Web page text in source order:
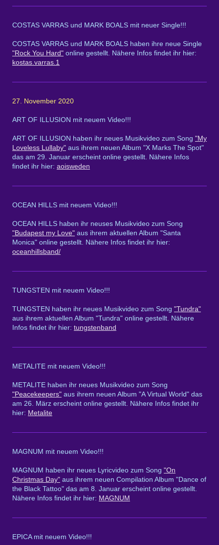
COSTAS VARRAS und MARK BOALS mit neuer Single!!!
COSTAS VARRAS und MARK BOALS haben ihre neue Single
"Rock You Hard" online gestellt. Nähere Infos findet ihr hier:
kostas.varras.1
27. November 2020
ART OF ILLUSION mit neuem Video!!!
ART OF ILLUSION haben ihr neues Musikvideo zum Song "My
Loveless Lullaby" aus ihrem neuen Album "X Marks The Spot"
das am 29. Januar erscheint online gestellt. Nähere Infos
findet ihr hier: aoisweden
OCEAN HILLS mit neuem Video!!!
OCEAN HILLS haben ihr neuses Musikvideo zum Song
"Budapest my Love" aus ihrem aktuellen Album "Santa
Monica" online gestellt. Nähere Infos findet ihr hier:
oceanhillsband/
TUNGSTEN mit neuem Video!!!
TUNGSTEN haben ihr neues Musikvideo zum Song "Tundra"
aus ihrem aktuellen Album "Tundra" online gestellt. Nähere
Infos findet ihr hier: tungstenband
METALITE mit neuem Video!!!
METALITE haben ihr neues Musikvideo zum Song
"Peacekeepers" aus ihrem neuen Album "A Virtual World" das
am 26. März erscheint online gestellt. Nähere Infos findet ihr
hier: Metalite
MAGNUM mit neuem Video!!!
MAGNUM haben ihr neues Lyricvideo zum Song "On
Christmas Day" aus ihrem neuen Compilation Album "Dance of
the Black Tattoo" das am 8. Januar erscheint online gestellt.
Nähere Infos findet ihr hier: MAGNUM
EPICA mit neuem Video!!!